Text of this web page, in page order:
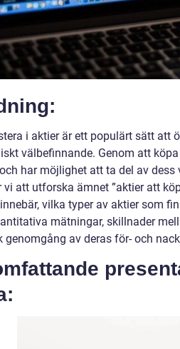
i aktier är ett populärt sätt att
välbefinnande. Genom att
har möjlighet att ta del av
vi att utforska ämnet ”aktier att
vilka typer av aktier som
mätningar, skillnader
genomgång av deras för- och